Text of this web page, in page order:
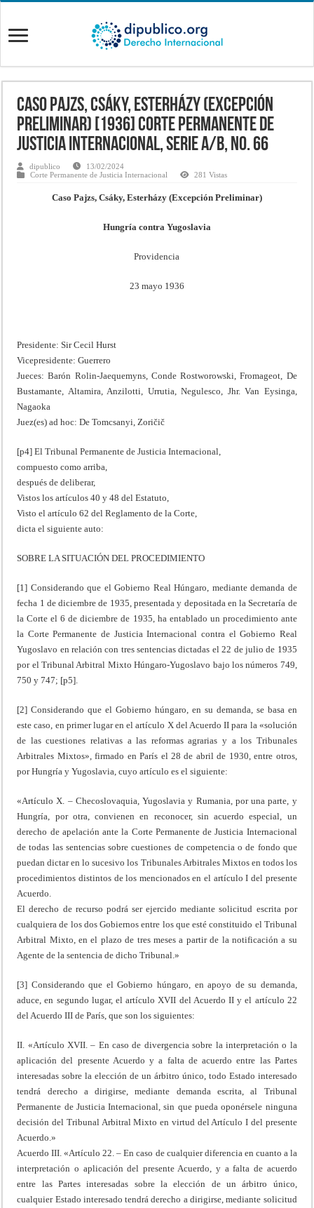
Caso Pajzs, Csáky, Esterházy (Excepción
Preliminar) [1936] Corte Permanente de
Justicia Internacional, Serie A/B, No. 66
dipublico
13/02/2024
Corte Permanente de Justicia Internacional
281 Vistas
Caso Pajzs, Csáky, Esterházy (Excepción Preliminar)
Hungría contra Yugoslavia
Providencia
23 mayo 1936
Presidente: Sir Cecil Hurst
Vicepresidente: Guerrero
Jueces: Barón Rolin-Jaequemyns, Conde Rostworowski, Fromageot, De
Bustamante, Altamira, Anzilotti, Urrutia, Negulesco, Jhr. Van Eysinga,
Nagaoka
Juez(es) ad hoc: De Tomcsanyi, Zoričič
[p4] El Tribunal Permanente de Justicia Internacional,
compuesto como arriba,
después de deliberar,
Vistos los artículos 40 y 48 del Estatuto,
Visto el artículo 62 del Reglamento de la Corte,
dicta el siguiente auto:
SOBRE LA SITUACIÓN DEL PROCEDIMIENTO
[1] Considerando que el Gobierno Real Húngaro, mediante demanda de
fecha 1 de diciembre de 1935, presentada y depositada en la Secretaría de
la Corte el 6 de diciembre de 1935, ha entablado un procedimiento ante
la Corte Permanente de Justicia Internacional contra el Gobierno Real
Yugoslavo en relación con tres sentencias dictadas el 22 de julio de 1935
por el Tribunal Arbitral Mixto Húngaro-Yugoslavo bajo los números 749,
750 y 747; [p5].
[2] Considerando que el Gobierno húngaro, en su demanda, se basa en
este caso, en primer lugar en el artículo X del Acuerdo II para la «solución
de las cuestiones relativas a las reformas agrarias y a los Tribunales
Arbitrales Mixtos», firmado en París el 28 de abril de 1930, entre otros,
por Hungría y Yugoslavia, cuyo artículo es el siguiente:
«Artículo X. – Checoslovaquia, Yugoslavia y Rumania, por una parte, y
Hungría, por otra, convienen en reconocer, sin acuerdo especial, un
derecho de apelación ante la Corte Permanente de Justicia Internacional
de todas las sentencias sobre cuestiones de competencia o de fondo que
puedan dictar en lo sucesivo los Tribunales Arbitrales Mixtos en todos los
procedimientos distintos de los mencionados en el artículo I del presente
Acuerdo.
El derecho de recurso podrá ser ejercido mediante solicitud escrita por
cualquiera de los dos Gobiernos entre los que esté constituido el Tribunal
Arbitral Mixto, en el plazo de tres meses a partir de la notificación a su
Agente de la sentencia de dicho Tribunal.»
[3] Considerando que el Gobierno húngaro, en apoyo de su demanda,
aduce, en segundo lugar, el artículo XVII del Acuerdo II y el artículo 22
del Acuerdo III de París, que son los siguientes:
II. «Artículo XVII. – En caso de divergencia sobre la interpretación o la
aplicación del presente Acuerdo y a falta de acuerdo entre las Partes
interesadas sobre la elección de un árbitro único, todo Estado interesado
tendrá derecho a dirigirse, mediante demanda escrita, al Tribunal
Permanente de Justicia Internacional, sin que pueda oponérsele ninguna
decisión del Tribunal Arbitral Mixto en virtud del Artículo I del presente
Acuerdo.»
Acuerdo III. «Artículo 22. – En caso de cualquier diferencia en cuanto a la
interpretación o aplicación del presente Acuerdo, y a falta de acuerdo
entre las Partes interesadas sobre la elección de un árbitro único,
cualquier Estado interesado tendrá derecho a dirigirse, mediante solicitud